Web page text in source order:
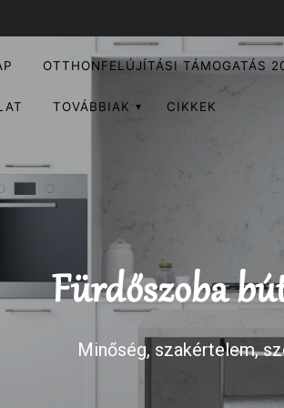
OTTHONFELÚJÍTÁSI TÁMOGATÁS
TOVÁBBIAK CIKKEK
Fürdőszoba
Minőség, szakértelem,